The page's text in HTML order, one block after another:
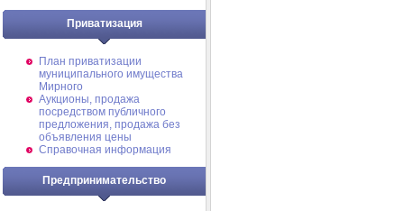
Приватизация
План приватизации
муниципального имущества
Мирного
Аукционы, продажа
посредством публичного
предложения, продажа без
объявления цены
Справочная информация
Предпринимательство